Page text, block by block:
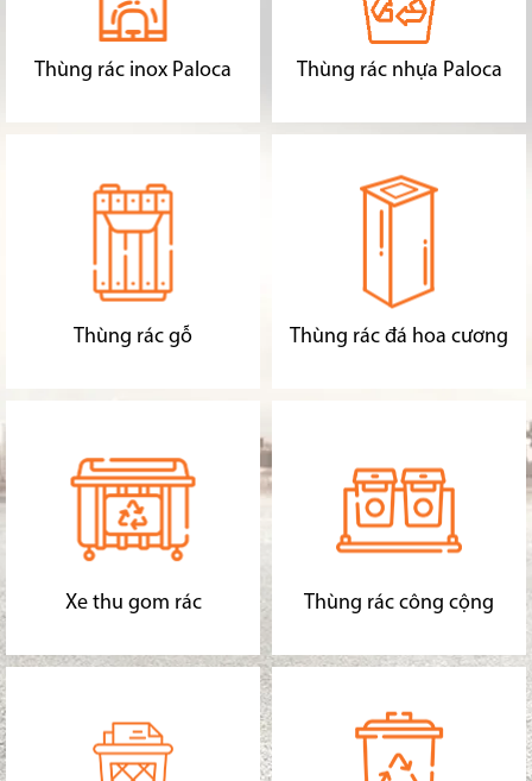
Thùng rác inox Paloca Thùng rác nhựa Paloca
Thùng rác gỗ Thùng rác đá hoa cương
Xe thu gom rác Thùng rác công cộng